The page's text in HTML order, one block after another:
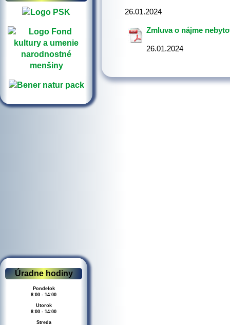
26.01.2024
Zmluva o nájme
26.01.2024
Úradne hodiny
Pondelok
8:00 - 14:00
Utorok
8:00 - 14:00
Streda